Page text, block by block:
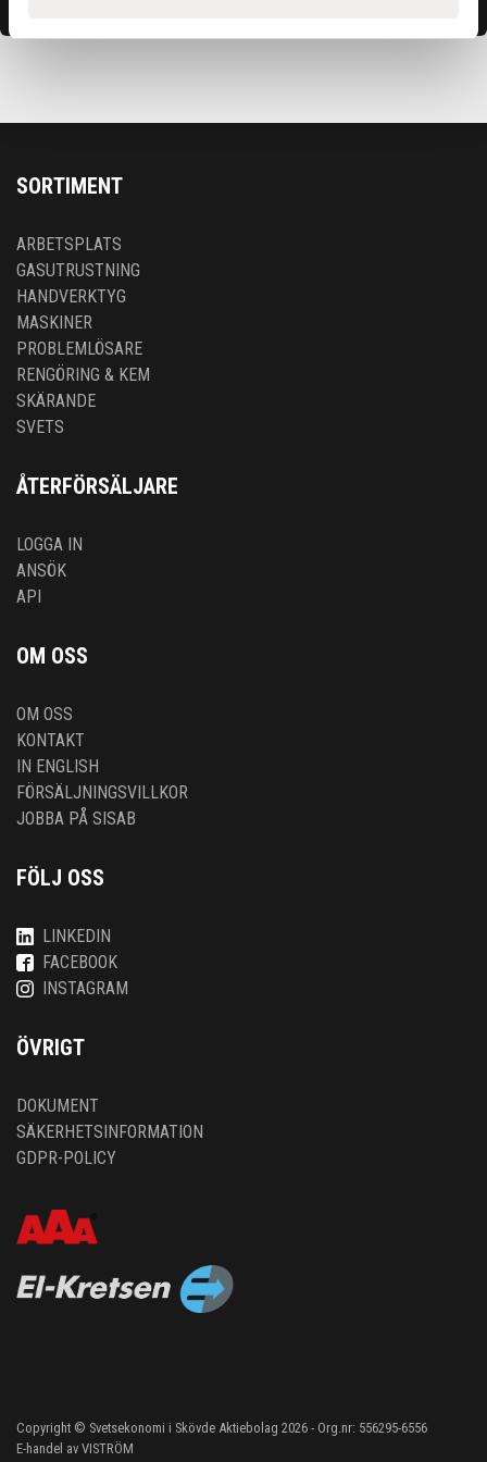
SORTIMENT
ARBETSPLATS
GASUTRUSTNING
HANDVERKTYG
MASKINER
PROBLEMLÖSARE
RENGÖRING & KEM
SKÄRANDE
SVETS
ÅTERFÖRSÄLJARE
LOGGA IN
ANSÖK
API
OM OSS
OM OSS
KONTAKT
IN ENGLISH
FÖRSÄLJNINGSVILLKOR
JOBBA PÅ SISAB
FÖLJ OSS
LINKEDIN
FACEBOOK
INSTAGRAM
ÖVRIGT
DOKUMENT
SÄKERHETSINFORMATION
GDPR-POLICY
Copyright © Svetsekonomi i Skövde Aktiebolag 2026 - Org.nr: 556295-6556
E-handel av VISTRÖM